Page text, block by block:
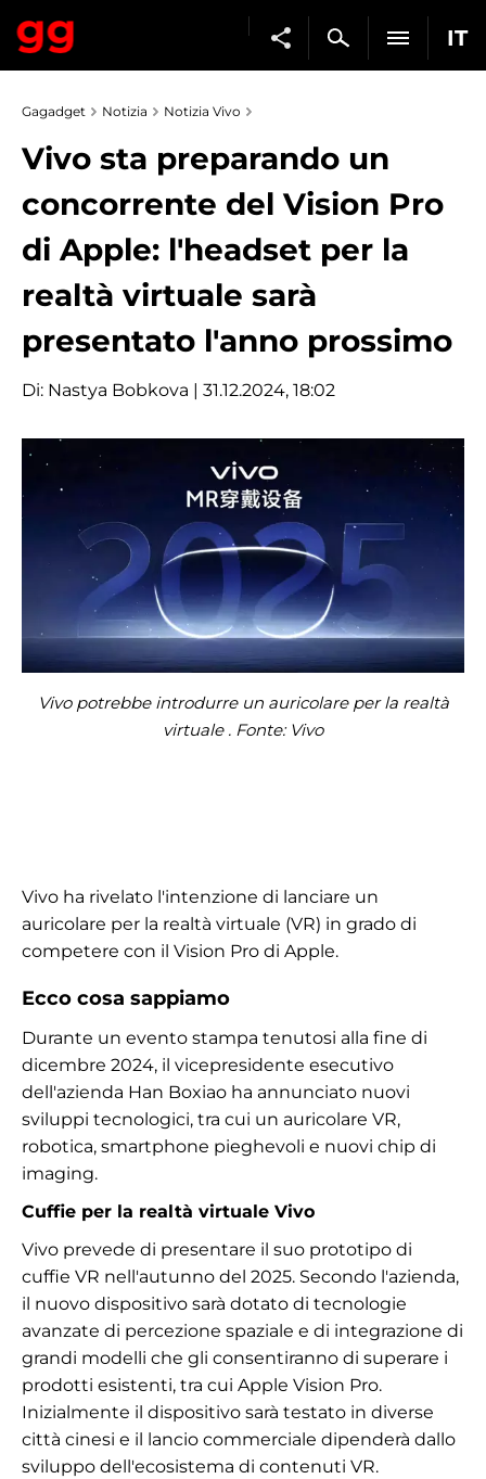
IT
Gagadget Notizia Notizia Vivo
Vivo sta preparando un
concorrente del Vision Pro
di Apple: l'headset per la
realtà virtuale sarà
presentato l'anno prossimo
Di: Nastya Bobkova | 31.12.2024, 18:02
Vivo potrebbe introdurre un auricolare per la realtà
virtuale . Fonte: Vivo
Vivo ha rivelato l'intenzione di lanciare un
auricolare per la realtà virtuale (VR) in grado di
competere con il Vision Pro di Apple.
Ecco cosa sappiamo
Durante un evento stampa tenutosi alla fine di
dicembre 2024, il vicepresidente esecutivo
dell'azienda Han Boxiao ha annunciato nuovi
sviluppi tecnologici, tra cui un auricolare VR,
robotica, smartphone pieghevoli e nuovi chip di
imaging.
Cuffie per la realtà virtuale Vivo
Vivo prevede di presentare il suo prototipo di
cuffie VR nell'autunno del 2025. Secondo l'azienda,
il nuovo dispositivo sarà dotato di tecnologie
avanzate di percezione spaziale e di integrazione di
grandi modelli che gli consentiranno di superare i
prodotti esistenti, tra cui Apple Vision Pro.
Inizialmente il dispositivo sarà testato in diverse
città cinesi e il lancio commerciale dipenderà dallo
sviluppo dell'ecosistema di contenuti VR.